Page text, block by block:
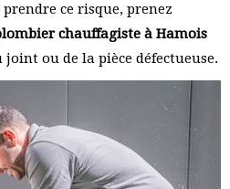
ce risque, prenez
chauffagiste à Hamois
ou de la pièce défectueuse.